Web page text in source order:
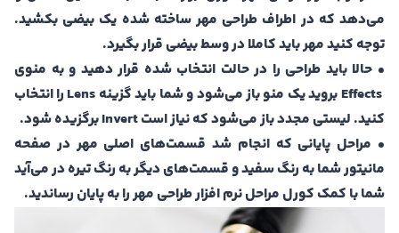
می‌دهد که در اطراف طراحی مهر ساخته شده یک بیضی بکشید.
توجه کنید مهر باید کاملا در وسط بیضی قرار بگیرد.
• حالا باید طراحی را در حالت انتخاب شده قرار دهید و به منوی
Effects بروید یک منو باز می‌شود و شما باید گزینه Lens را انتخاب
کنید. لیستی مجدد باز می‌شود که نیاز است Invert برگزیده شود.
• مراحل پایانی که انجام شد قسمت‌های اصلی مهر در صفحه
مانیتور شما به رنگ سفید و قسمت‌های دیگر به رنگ تیره در می‌آید
شما با کمک کورل مراحل نرم افزار طراحی مهر را به پایان رساندید‌.